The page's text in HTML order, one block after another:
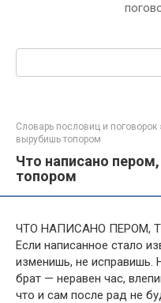
Словарь пословиц и поговорок
вырубишь топором
Что написано
топором
ЧТО НАПИСАНО ПЕРОМ,
Если написанное стало
изменишь, не исправишь.
брат — неравен час,
что и сам после рад не